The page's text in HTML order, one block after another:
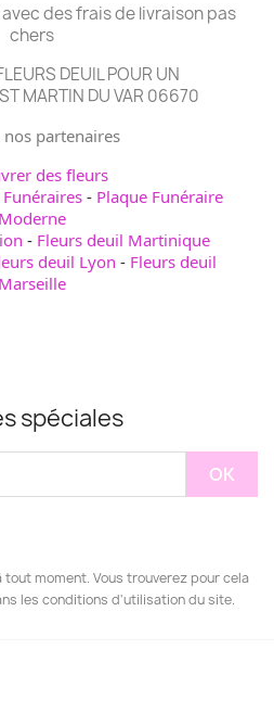
des frais de livraison pas
chers
DEUIL POUR UN
MARTIN DU VAR 06670
nos partenaires
des fleurs
- Plaque Funéraire
Moderne
- Fleurs deuil Martinique
deuil Lyon - Fleurs deuil
Marseille
spéciales
moment. Vous trouverez pour cela
les conditions d'utilisation du site.